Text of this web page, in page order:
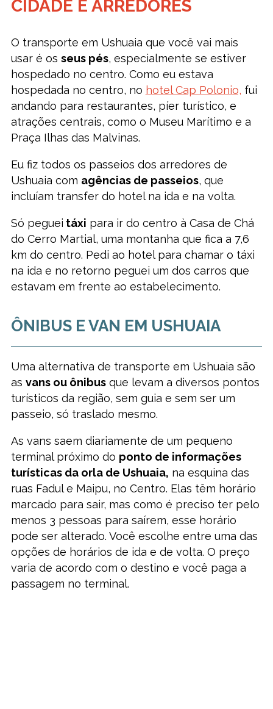
CIDADE E ARREDORES
O transporte em Ushuaia que você vai mais
usar é os seus pés, especialmente se estiver
hospedado no centro. Como eu estava
hospedada no centro, no hotel Cap Polonio, fui
andando para restaurantes, píer turístico, e
atrações centrais, como o Museu Marítimo e a
Praça Ilhas das Malvinas.
Eu fiz todos os passeios dos arredores de
Ushuaia com agências de passeios, que
incluíam transfer do hotel na ida e na volta.
Só peguei táxi para ir do centro à Casa de Chá
do Cerro Martial, uma montanha que fica a 7,6
km do centro. Pedi ao hotel para chamar o táxi
na ida e no retorno peguei um dos carros que
estavam em frente ao estabelecimento.
ÔNIBUS E VAN EM USHUAIA
Uma alternativa de transporte em Ushuaia são
as vans ou ônibusque levam a diversos pontos
turísticos da região, sem guia e sem ser um
passeio, só traslado mesmo.
As vans saem diariamente de um pequeno
terminal próximo do ponto de informações
turísticas da orla de Ushuaia, na esquina das
ruas Fadul e Maipu, no Centro. Elas têm horário
marcado para sair, mas como é preciso ter pelo
menos 3 pessoas para saírem, esse horário
pode ser alterado. Você escolhe entre uma das
opções de horários de ida e de volta. O preço
varia de acordo com o destino e você paga a
passagem no terminal.